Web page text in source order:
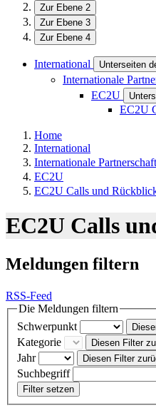
Zur Ebene 2
Zur Ebene 3
Zur Ebene 4
International Unterseiten
Internationale
EC2U
EC2U
Home
International
Internationale
EC2U
EC2U Calls und
EC2U Calls
Meldungen filtern
RSS-Feed
Die Meldungen filtern
Schwerpunkt
Kategorie Diesen Filter
Jahr Diesen Filter
Suchbegriff
Filter setzen